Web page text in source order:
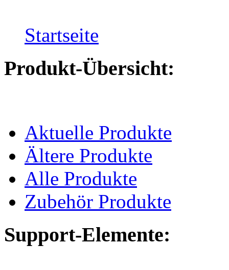
Startseite
Produkt-Übersicht:
Aktuelle Produkte
Ältere Produkte
Alle Produkte
Zubehör Produkte
Support-Elemente: